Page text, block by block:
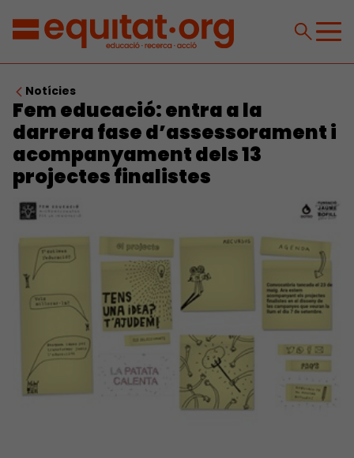
Notícies
Fem educació: entra a la
darrera fase d’assessorament i
acompanyament dels 13
projectes finalistes